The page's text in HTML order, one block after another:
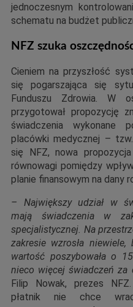
jednoczesnym
schematu na budżet
NFZ szuka
Cieniem na przyszłość
się pogarszająca się
Funduszu Zdrowia. W
przygotował propozycję
świadczenia wykonane
placówki medycznej –
się NFZ, nowa
równowagi pomiędzy
planie finansowym na dany
– Największy udział w
mają świadczenia w
specjalistycznej. Na
zakresie wzrosła
wartość poszybowała o
nieco więcej świadczeń za
Filip Nowak, prezes
płatnik nie chce